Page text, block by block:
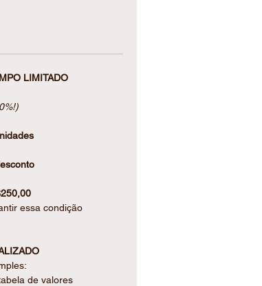
com detalhes plásticos,
OLHAR.
embalada
proteção e um
a opção de tag
LIMITADO
essa condição
de valores